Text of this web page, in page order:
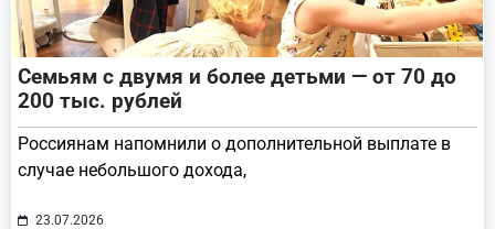
Семьям с двумя и более детьми — от 70 до
200 тыс. рублей
Россиянам напомнили о дополнительной выплате в
случае небольшого дохода,
23.07.2026